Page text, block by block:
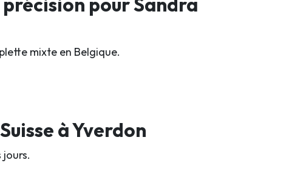
mixte en Belgique.
à Yverdon